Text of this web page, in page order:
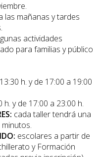
las mañanas y tardes
actividades
para familias y público
h. y de 17:00 a 19:00
h. y de 17:00 a 23:00 h.
cada taller tendrá una
escolares a partir de
y Formación